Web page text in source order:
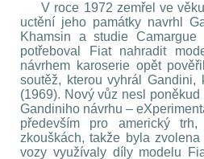
V roce 1972 zemřel ve věku
uctění jeho památky navrhl
Khamsin a studie
potřeboval Fiat nahradit
návrhem karoserie opět
soutěž, kterou vyhrál Gandini,
(1969). Nový vůz nesl
Gandiniho návrhu –
především pro americký
zkouškách, takže byla
vozy využívaly díly modelu